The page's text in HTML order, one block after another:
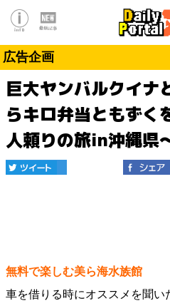
広告企画
巨大ヤンバルクイナ
らキロ弁当ともずく
人頼りの旅in沖縄県
無料で楽しむ美ら海水族館
車を借りる時にオススメを聞